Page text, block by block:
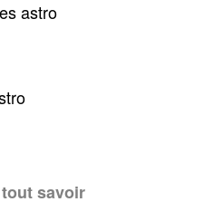
astro
savoir